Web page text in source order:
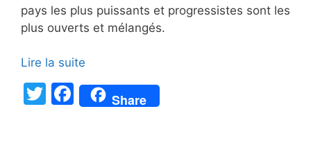
pays les plus puissants et progressistes sont les
plus ouverts et mélangés.
Lire la suite
T
F
a
Share